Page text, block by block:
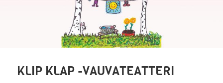
KLIP KLAP -VAUVATEATTERI